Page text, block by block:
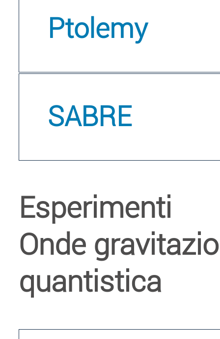
Ptolemy
SABRE
Esperimenti
Onde
quantistica